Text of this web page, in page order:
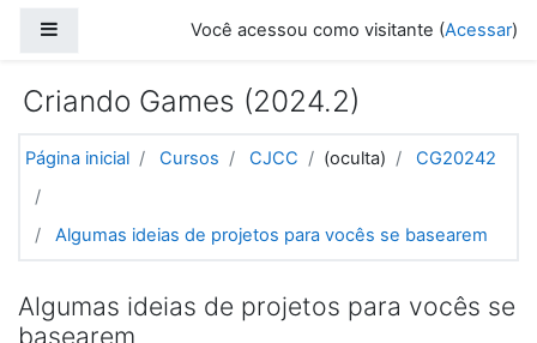
Você acessou como visitante (Acessar)
Criando Games (2024.2)
Página inicial Cursos CJCC (oculta) CG20242
Algumas ideias de projetos para vocês se basearem
Algumas ideias de projetos para vocês se
basearem